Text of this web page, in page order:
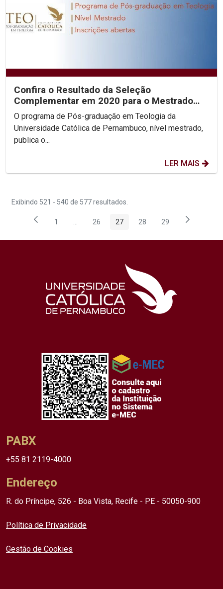
Confira o Resultado da Seleção
Complementar em 2020 para o Mestrado
em Teologia
O programa de Pós-graduação em Teologia da
Universidade Católica de Pernambuco, nível mestrado,
publica o...
LER MAIS
Exibindo 521 - 540 de 577 resultados.
Página
1 Páginas intermediárias Usar ABA para
Página
26 Página
27 Página
28 Página
29
PABX
+55 81 2119-4000
Endereço
R. do Príncipe, 526 - Boa Vista, Recife - PE - 50050-900
Política de Privacidade
Gestão de Cookies